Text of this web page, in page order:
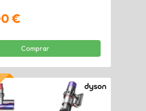
€
Comprar